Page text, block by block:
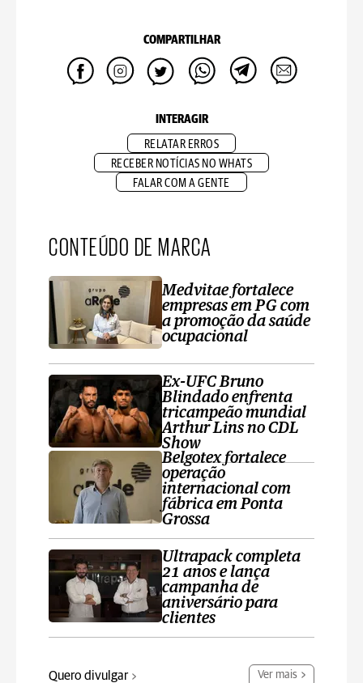
COMPARTILHAR
INTERAGIR
RELATAR ERROS
RECEBER NOTÍCIAS NO WHATS
FALAR COM A GENTE
CONTEÚDO DE MARCA
Medvitae fortalece
empresas em PG com
a promoção da saúde
ocupacional
Ex-UFC Bruno
Blindado enfrenta
tricampeão mundial
Arthur Lins no CDL
Show
Belgotex fortalece
operação
internacional com
fábrica em Ponta
Grossa
Ultrapack completa
21 anos e lança
campanha de
aniversário para
clientes
Quero divulgar Ver mais